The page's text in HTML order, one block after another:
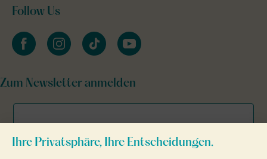
Follow Us
facebookinstagramtiktok youtube
Zum Newsletter anmelden